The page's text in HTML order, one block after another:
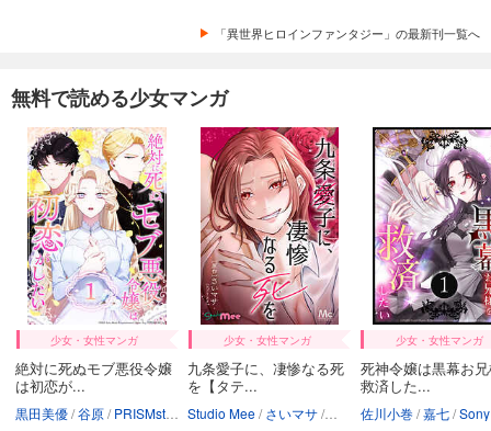
「異世界ヒロインファンタジー」の最新刊一覧へ
無料で読める少女マンガ
少女・女性マンガ
絶対に死ぬモブ悪役令嬢
は初恋が...
黒田美優 谷原 PRISMstudio Sony Music Entertainment（Japan） Inc.
少女・女性マンガ
九条愛子に、凄惨なる死
を【タテ...
Studio Mee さいマサ 送料込 真森人互
少女・女性マンガ
死神令嬢は黒幕お
救済した...
佐川小巻 嘉七 Sony Music Entertainment（Japan